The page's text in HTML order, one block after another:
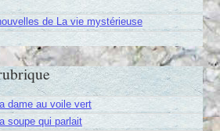
de La vie mystérieuse
dame au voile vert
soupe qui parlait